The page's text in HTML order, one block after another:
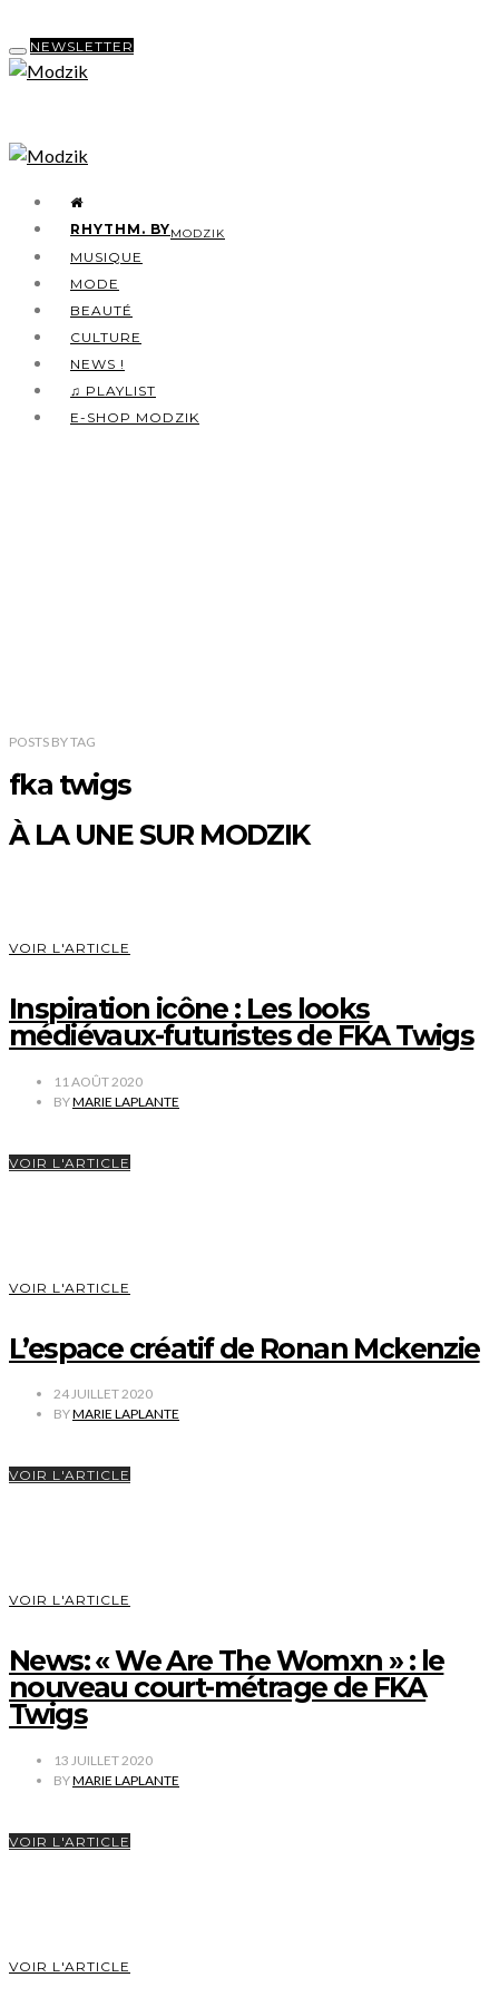
NEWSLETTER
RHYTHM. BYMODZIK
MUSIQUE
MODE
BEAUTÉ
CULTURE
NEWS !
♫ PLAYLIST
E-SHOP MODZIK
POSTS BYTAG
fka twigs
À LA UNE SUR MODZIK
VOIR L'ARTICLE
Inspiration icône : Les looks
médiévaux-futuristes de FKA Twigs
11 AOÛT 2020
BYMARIE LAPLANTE
VOIR L'ARTICLE
VOIR L'ARTICLE
L’espace créatif de Ronan Mckenzie
24 JUILLET 2020
BYMARIE LAPLANTE
VOIR L'ARTICLE
VOIR L'ARTICLE
News: « We Are The Womxn » : le
nouveau court-métrage de FKA
Twigs
13 JUILLET 2020
BYMARIE LAPLANTE
VOIR L'ARTICLE
VOIR L'ARTICLE